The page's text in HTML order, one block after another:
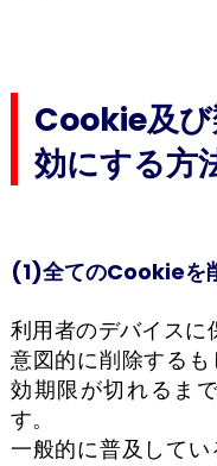
Cookie及び
効にする方
(1)全てのCookieを
利用者のデバイス
意図的に削除する
効期限が切れるま
す。
一般的に普及して